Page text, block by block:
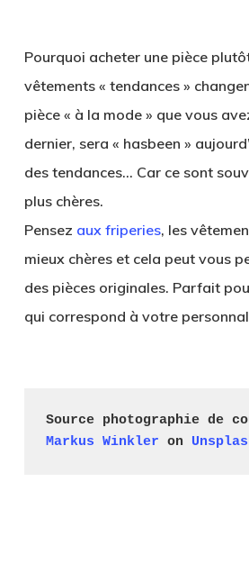
Pourquoi acheter une pièce
vêtements « tendances »
pièce « à la mode » que vous
dernier, sera « hasbeen »
des tendances… Car ce sont
plus chères.
Pensez aux friperies, les
mieux chères et cela peut vous
des pièces originales. Parfait
qui correspond à votre
Markus Winkler on